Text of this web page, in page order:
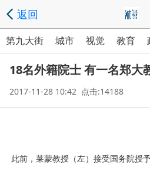
返回
第九大街 城市 视觉 教育
18名外籍院士 有一名郑大
2017-11-28 10:42 点击:14188
此前，莱蒙教授（左）接受国务院授